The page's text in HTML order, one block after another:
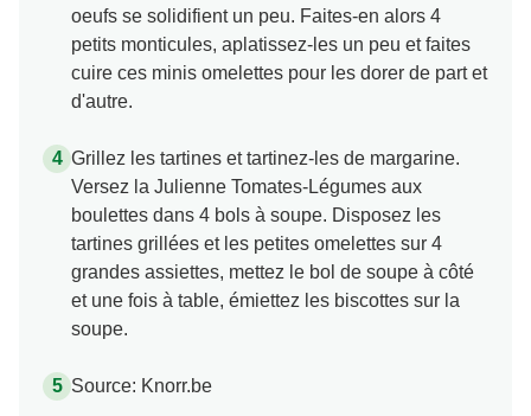
oeufs se solidifient un peu. Faites-en alors 4
petits monticules, aplatissez-les un peu et faites
cuire ces minis omelettes pour les dorer de part et
d'autre.
Grillez les tartines et tartinez-les de margarine.
Versez la Julienne Tomates-Légumes aux
boulettes dans 4 bols à soupe. Disposez les
tartines grillées et les petites omelettes sur 4
grandes assiettes, mettez le bol de soupe à côté
et une fois à table, émiettez les biscottes sur la
soupe.
Source: Knorr.be